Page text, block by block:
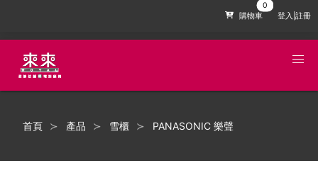
購物車 登入|註冊
首頁 產品 雪櫃 PANASONIC 樂聲